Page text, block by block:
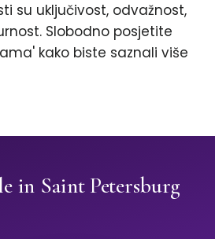
su uključivost, odvažnost,
Slobodno posjetite
kako biste saznali više
in Saint Petersburg